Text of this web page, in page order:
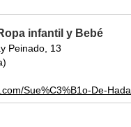
infantil y Bebé
Peinado, 13
Sue%C3%B1o-De-